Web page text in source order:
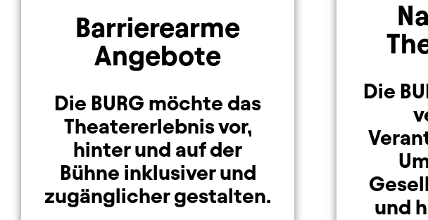
Barrierearme
Angebote
Die BURG möchte das
Theatererlebnis vor,
hinter und auf der
Bühne inklusiver und
zugänglicher gestalten.
Die
und